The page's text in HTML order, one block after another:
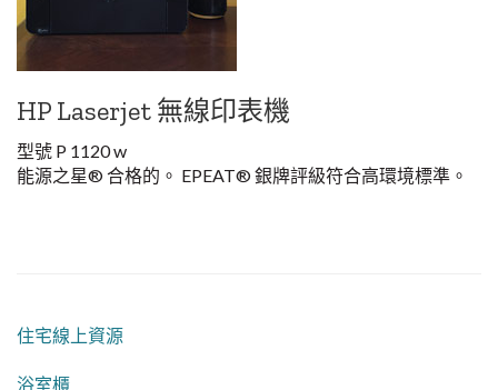
HP Laserjet 無線印表機
型號 P 1120 w
能源之星® 合格的。 EPEAT® 銀牌評級符合高環境標準。
住宅線上資源
浴室櫃